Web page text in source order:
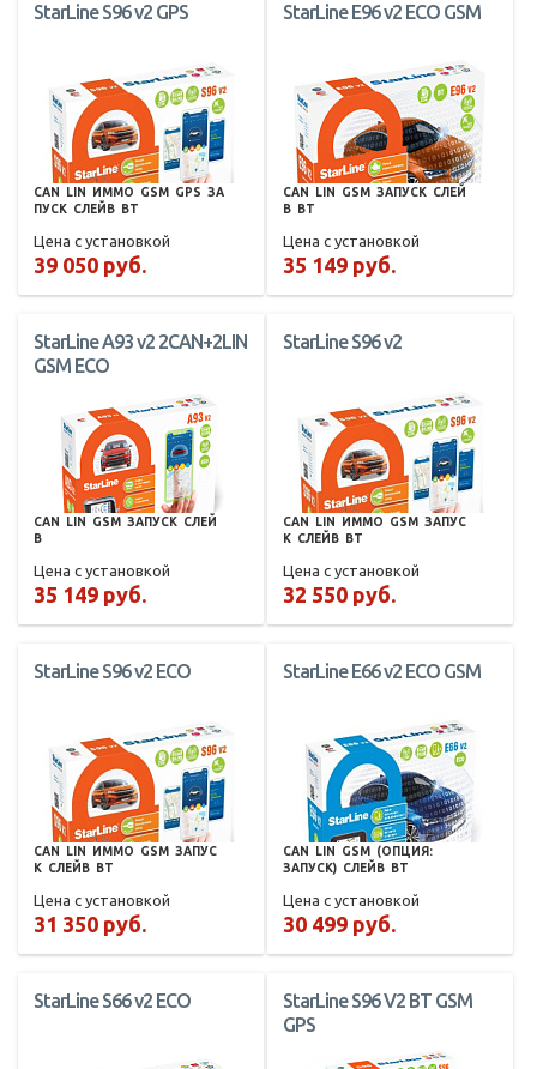
StarLine S96 v2 GPS
CAN LIN ИММО GSM GPS ЗА
ПУСК СЛЕЙВ BT
Цена с установкой
39 050 руб.
StarLine E96 v2 ECO GSM
CAN LIN GSM ЗАПУСК СЛЕЙ
В
BT
Цена с установкой
35 149 руб.
StarLine A93 v2 2CAN+2LIN
GSM ECO
CAN LIN GSM ЗАПУСК СЛЕЙ
В
Цена с установкой
35 149 руб.
StarLine S96 v2
CAN LIN ИММО GSM ЗАПУС
К СЛЕЙВ BT
Цена с установкой
32 550 руб.
StarLine S96 v2 ECO
CAN LIN ИММО GSM ЗАПУС
К СЛЕЙВ BT
Цена с установкой
31 350 руб.
StarLine E66 v2 ECO GSM
CAN LIN GSM (ОПЦИЯ:
ЗАПУСК) СЛЕЙВ BT
Цена с установкой
30 499 руб.
StarLine S66 v2 ECO
StarLine S96 V2 BT GSM
GPS